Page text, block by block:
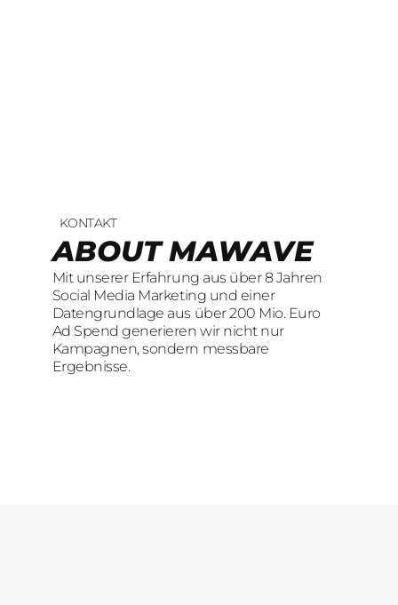
KONTAKT
ABOUT MAWAVE
Mit unserer Erfahrung aus über 8 Jahren
Social Media Marketing und einer
Datengrundlage aus über 200 Mio. Euro
Ad Spend generieren wir nicht nur
Kampagnen, sondern messbare
Ergebnisse.
UNSERE LEISTUNGEN
SOCIAL LEAD
AGENTUR
Mit unserer Erfahrung aus über 8 Jahren
Social Media Marketing und einer
Datengrundlage aus über 200 Mio. Euro
Ad Spend generieren wir nicht nur
KOMM INS
TEAM
Wir sind auf der Suche nach motivierten
und engagierten Menschen, die mit
kreativen Ideen und